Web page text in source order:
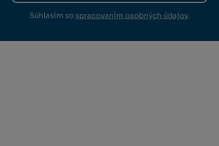
Súhlasím so spracovaním osobných údajov.